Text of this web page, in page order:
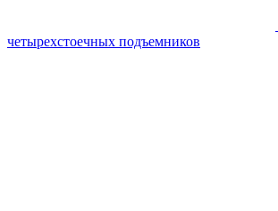
четырехстоечных подъемников